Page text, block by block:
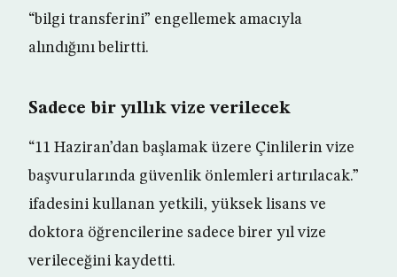
“bilgi transferini” engellemek amacıyla
alındığını belirtti.
Sadece bir yıllık vize verilecek
“11 Haziran’dan başlamak üzere Çinlilerin vize
başvurularında güvenlik önlemleri artırılacak.”
ifadesini kullanan yetkili, yüksek lisans ve
doktora öğrencilerine sadece birer yıl vize
verileceğini kaydetti.